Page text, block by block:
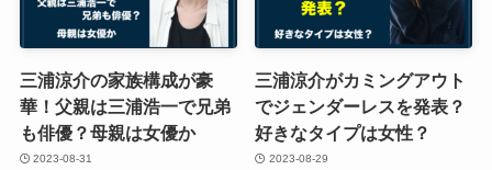
三浦涼介の家族構成が豪
華！父親は三浦浩一で兄弟
も俳優？母親は女優か
2023-08-31
三浦涼介がカミングアウト
でジェンダーレスを発表？
好きなタイプは女性？
2023-08-29